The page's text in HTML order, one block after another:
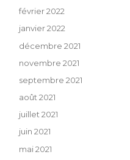
février 2022
janvier 2022
décembre 2021
novembre 2021
septembre 2021
août 2021
juillet 2021
juin 2021
mai 2021